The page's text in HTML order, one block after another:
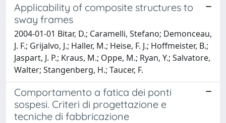
Applicability of composite structures to
sway frames
2004-01-01 Bitar, D.; Caramelli, Stefano; Demonceau,
J. F.; Grijalvo, J.; Haller, M.; Heise, F. J.; Hoffmeister, B.;
Jaspart, J. P.; Kraus, M.; Oppe, M.; Ryan, Y.; Salvatore,
Walter; Stangenberg, H.; Taucer, F.
Comportamento a fatica dei ponti
sospesi. Criteri di progettazione e
tecniche di fabbricazione